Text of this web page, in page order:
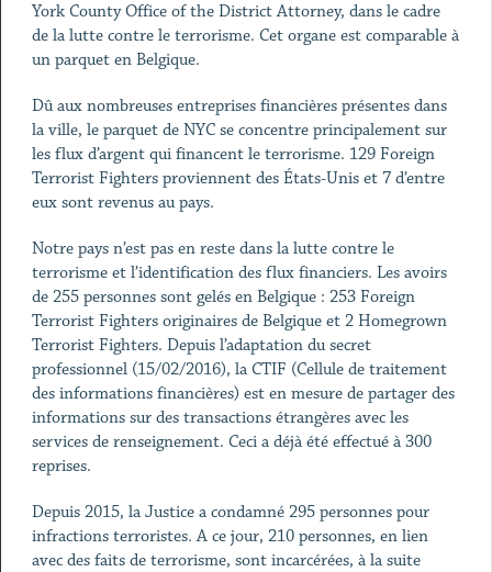
York County Office of the District Attorney, dans le cadre
de la lutte contre le terrorisme. Cet organe est comparable à
un parquet en Belgique.
Dû aux nombreuses entreprises financières présentes dans
la ville, le parquet de NYC se concentre principalement sur
les flux d’argent qui financent le terrorisme. 129 Foreign
Terrorist Fighters proviennent des États-Unis et 7 d’entre
eux sont revenus au pays.
Notre pays n’est pas en reste dans la lutte contre le
terrorisme et l’identification des flux financiers. Les avoirs
de 255 personnes sont gelés en Belgique : 253 Foreign
Terrorist Fighters originaires de Belgique et 2 Homegrown
Terrorist Fighters. Depuis l’adaptation du secret
professionnel (15/02/2016), la CTIF (Cellule de traitement
des informations financières) est en mesure de partager des
informations sur des transactions étrangères avec les
services de renseignement. Ceci a déjà été effectué à 300
reprises.
Depuis 2015, la Justice a condamné 295 personnes pour
infractions terroristes. A ce jour, 210 personnes, en lien
avec des faits de terrorisme, sont incarcérées, à la suite